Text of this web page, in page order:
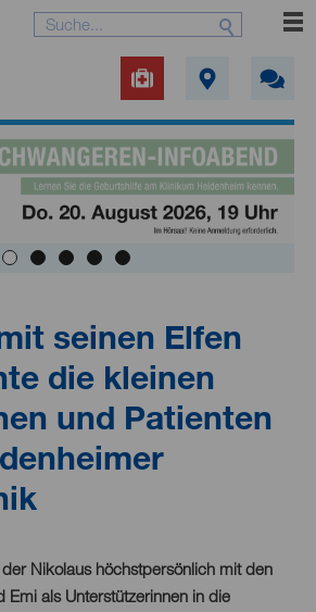
seinen Elfen
die kleinen
und Patienten
Nikolaus höchstpersönlich mit den
Emi als Unterstützerinnen in die